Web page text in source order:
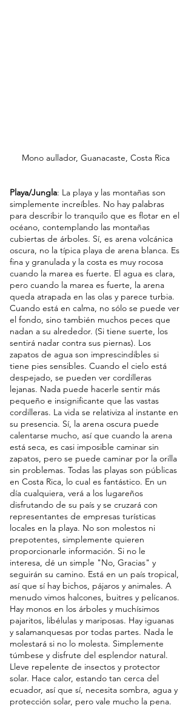
Mono aullador, Guanacaste, Costa Rica
Playa/Jungla: La playa y las montañas son
simplemente increíbles. No hay palabras
para describir lo tranquilo que es flotar en el
océano, contemplando las montañas
cubiertas de árboles. Sí, es arena volcánica
oscura, no la típica playa de arena blanca. Es
fina y granulada y la costa es muy rocosa
cuando la marea es fuerte. El agua es clara,
pero cuando la marea es fuerte, la arena
queda atrapada en las olas y parece turbia.
Cuando está en calma, no sólo se puede ver
el fondo, sino también muchos peces que
nadan a su alrededor. (Si tiene suerte, los
sentirá nadar contra sus piernas). Los
zapatos de agua son imprescindibles si
tiene pies sensibles. Cuando el cielo está
despejado, se pueden ver cordilleras
lejanas. Nada puede hacerle sentir más
pequeño e insignificante que las vastas
cordilleras. La vida se relativiza al instante en
su presencia. Sí, la arena oscura puede
calentarse mucho, así que cuando la arena
está seca, es casi imposible caminar sin
zapatos, pero se puede caminar por la orilla
sin problemas. Todas las playas son públicas
en Costa Rica, lo cual es fantástico. En un
día cualquiera, verá a los lugareños
disfrutando de su país y se cruzará con
representantes de empresas turísticas
locales en la playa. No son molestos ni
prepotentes, simplemente quieren
proporcionarle información. Si no le
interesa, dé un simple "No, Gracias" y
seguirán su camino. Está en un país tropical,
así que sí hay bichos, pájaros y animales. A
menudo vimos halcones, buitres y pelícanos.
Hay monos en los árboles y muchísimos
pajaritos, libélulas y mariposas. Hay iguanas
y salamanquesas por todas partes. Nada le
molestará si no lo molesta. Simplemente
túmbese y disfrute del esplendor natural.
Lleve repelente de insectos y protector
solar. Hace calor, estando tan cerca del
ecuador, así que sí, necesita sombra, agua y
protección solar, pero vale mucho la pena.